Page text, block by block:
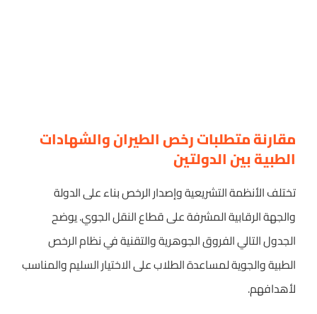
مقارنة متطلبات رخص الطيران والشهادات
الطبية بين الدولتين
تختلف الأنظمة التشريعية وإصدار الرخص بناء على الدولة
والجهة الرقابية المشرفة على قطاع النقل الجوي. يوضح
الجدول التالي الفروق الجوهرية والتقنية في نظام الرخص
الطبية والجوية لمساعدة الطلاب على الاختيار السليم والمناسب
لأهدافهم.